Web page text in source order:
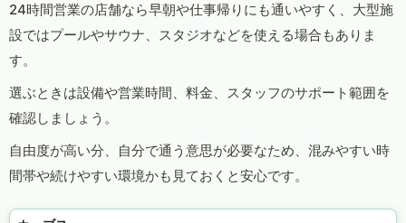
24時間営業の店舗なら早朝や仕事帰りにも通いやすく、大型施
設ではプールやサウナ、スタジオなどを使える場合もありま
す。
選ぶときは設備や営業時間、料金、スタッフのサポート範囲を
確認しましょう。
自由度が高い分、自分で通う意思が必要なため、混みやすい時
間帯や続けやすい環境かも見ておくと安心です。